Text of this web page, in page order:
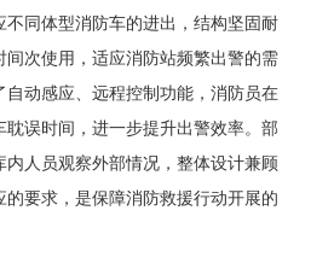
同体型消防车的进出，结构坚固耐
次使用，适应消防站频繁出警的需
动感应、远程控制功能，消防员在
误时间，进一步提升出警效率。部
人员观察外部情况，整体设计兼顾
要求，是保障消防救援行动开展的